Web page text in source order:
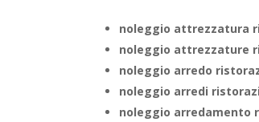
noleggio attrezzatura
noleggio attrezzature
noleggio arredo
noleggio arredi
noleggio arredamento